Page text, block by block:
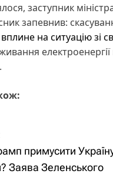
заступник
запевнив:
на ситуацію зі
примусити
Заява Зеленського